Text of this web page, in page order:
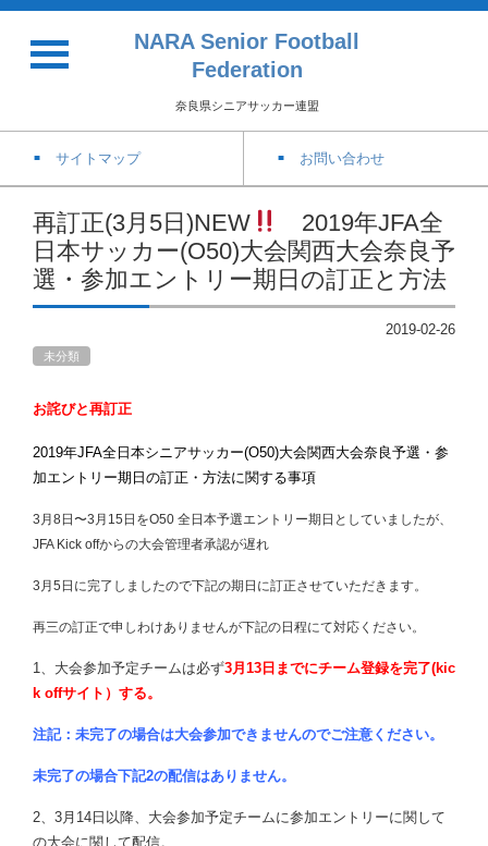
NARA Senior Football
Federation
奈良県シニアサッカー連盟
サイトマップ お問い合わせ
再訂正(3月5日)NEW
2019年JFA全
日本サッカー(O50)大会関西大会奈良予
選・参加エントリー期日の訂正と方法
2019-02-26
未分類
お詫びと再訂正
2019年JFA全日本シニアサッカー(O50)大会関西大会奈良予選・参
加エントリー期日の訂正・方法に関する事項
3月8日〜3月15日をO50 全日本予選エントリー期日としていましたが、
JFA Kick offからの大会管理者承認が遅れ
3月5日に完了しましたので下記の期日に訂正させていただきます。
再三の訂正で申しわけありませんが下記の日程にて対応ください。
1、大会参加予定チームは必ず3月13日までにチーム登録を完了(kic
k offサイト）する。
注記： 未完了の場合は大会参加できませんのでご注意ください。
未完了の場合下記2の配信はありません。
2、3月14日以降、大会参加予定チームに参加エントリーに関して
の大会に関して配信。